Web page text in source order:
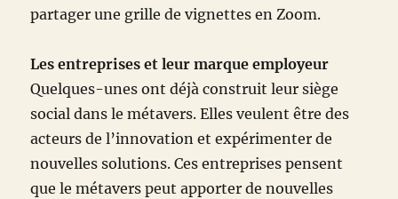
partager une grille de vignettes en Zoom.
Les entreprises et leur marque employeur
Quelques-unes ont déjà construit leur siège
social dans le métavers. Elles veulent être des
acteurs de l’innovation et expérimenter de
nouvelles solutions. Ces entreprises pensent
que le métavers peut apporter de nouvelles